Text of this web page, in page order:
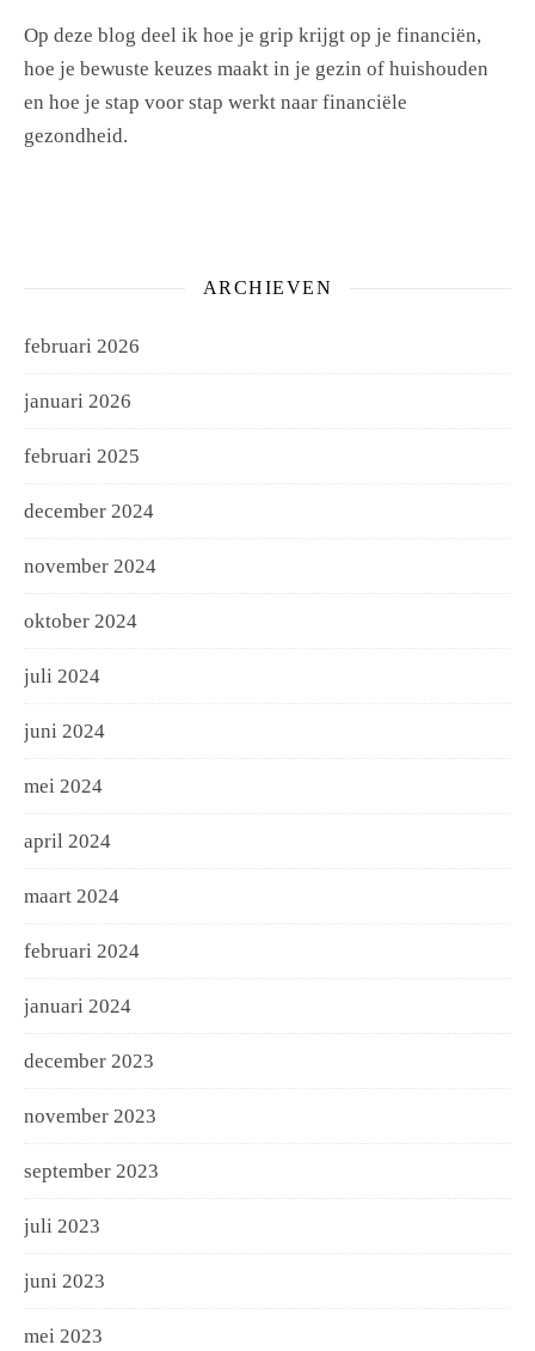
Op deze blog deel ik hoe je grip krijgt op je financiën,
hoe je bewuste keuzes maakt in je gezin of huishouden
en hoe je stap voor stap werkt naar financiële
gezondheid.
ARCHIEVEN
februari 2026
januari 2026
februari 2025
december 2024
november 2024
oktober 2024
juli 2024
juni 2024
mei 2024
april 2024
maart 2024
februari 2024
januari 2024
december 2023
november 2023
september 2023
juli 2023
juni 2023
mei 2023